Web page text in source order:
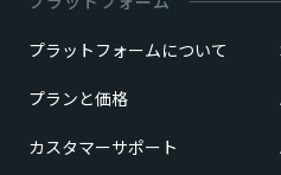
プラットフォームについて
プランと価格
カスタマーサポート